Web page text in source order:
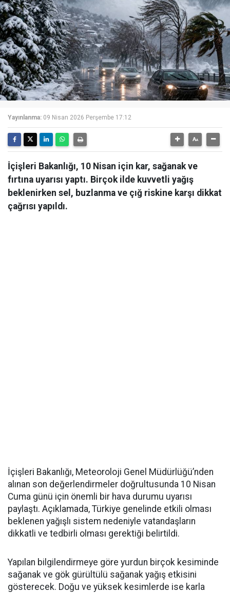
Yayınlanma: 09 Nisan 2026 Perşembe 17:12
İçişleri Bakanlığı, 10 Nisan için kar, sağanak ve
fırtına uyarısı yaptı. Birçok ilde kuvvetli yağış
beklenirken sel, buzlanma ve çığ riskine karşı dikkat
çağrısı yapıldı.
İçişleri Bakanlığı, Meteoroloji Genel Müdürlüğü’nden
alınan son değerlendirmeler doğrultusunda 10 Nisan
Cuma günü için önemli bir hava durumu uyarısı
paylaştı. Açıklamada, Türkiye genelinde etkili olması
beklenen yağışlı sistem nedeniyle vatandaşların
dikkatli ve tedbirli olması gerektiği belirtildi.
Yapılan bilgilendirmeye göre yurdun birçok kesiminde
sağanak ve gök gürültülü sağanak yağış etkisini
gösterecek. Doğu ve yüksek kesimlerde ise karla